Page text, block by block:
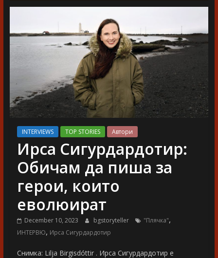
разказ
INTERVIEWS TOP STORIES Автори
Ирса Сигурдардотир:
Обичам да пиша за
герои, които
еволюират
December 10, 2023 bgstoryteller "Плячка",
ИНТЕРВЮ, Ирса Сигурдардотир
Снимка: Lilja Birgisdóttir . Ирса Сигурдардотир е